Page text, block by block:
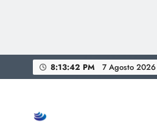
to
8:13:43 PM 7 Agosto 2026